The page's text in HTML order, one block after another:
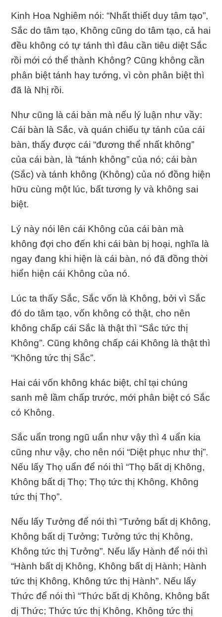
Kinh Hoa Nghiêm nói: “Nhất thiết duy tâm tạo”,
Sắc do tâm tạo, Không cũng do tâm tạo, cả hai
đều không có tự tánh thì đâu cần tiêu diệt Sắc
rồi mới có thể thành Không? Cũng không cần
phân biệt tánh hay tướng, vì còn phân biệt thì
đã là Nhị rồi.
Như cũng là cái bàn mà nếu lý luận như vầy:
Cái bàn là Sắc, và quán chiếu tự tánh của cái
bàn, thấy được cái “đương thể nhất không”
của cái bàn, là “tánh không” của nó; cái bàn
(Sắc) và tánh không (Không) của nó đồng hiện
hữu cùng một lúc, bất tương ly và không sai
biệt.
Lý này nói lên cái Không của cái bàn mà
không đợi cho đến khi cái bàn bị hoại, nghĩa là
ngay đang khi hiện là cái bàn, nó đã đồng thời
hiển hiện cái Không của nó.
Lúc ta thấy Sắc, Sắc vốn là Không, bởi vì Sắc
đó do tâm tạo, vốn không có thật, cho nên
không chấp cái Sắc là thật thì “Sắc tức thị
Không”. Cũng không chấp cái Không là thật thì
“Không tức thị Sắc”.
Hai cái vốn không khác biệt, chỉ tại chúng
sanh mê lầm chấp trước, mới phân biệt có Sắc
có Không.
Sắc uẩn trong ngũ uẩn như vậy thì 4 uẩn kia
cũng như vậy, cho nên nói “Diệt phục như thị”.
Nếu lấy Thọ uẩn để nói thì “Thọ bất dị Không,
Không bất dị Thọ; Thọ tức thị Không, Không
tức thị Thọ”.
Nếu lấy Tưởng để nói thì “Tưởng bất dị Không,
Không bất dị Tưởng; Tưởng tức thị Không,
Không tức thị Tưởng”. Nếu lấy Hành để nói thì
“Hành bất dị Không, Không bất dị Hành; Hành
tức thị Không, Không tức thị Hành”. Nếu lấy
Thức để nói thì “Thức bất dị Không, Không bất
dị Thức; Thức tức thị Không, Không tức thị